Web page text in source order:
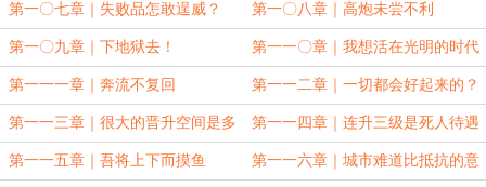
第一〇七章｜失败品怎敢逞威？ 第一〇八章｜高炮未尝不利
第一〇九章｜下地狱去！ 第一一〇章｜我想活在光明的时代
第一一一章｜奔流不复回 第一一二章｜一切都会好起来的？
第一一三章｜很大的晋升空间是多
大（二合一大章）
第一一四章｜连升三级是死人待遇
第一一五章｜吾将上下而摸鱼 第一一六章｜城市难道比抵抗的意